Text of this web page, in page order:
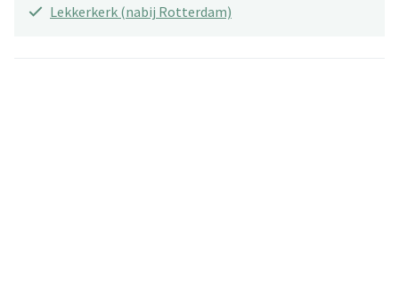
Lekkerkerk (nabij Rotterdam)